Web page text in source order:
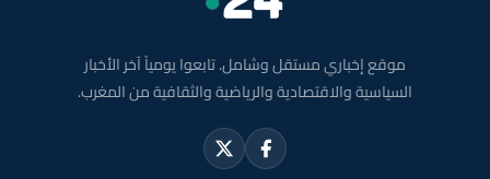
موقع إخباري مستقل وشامل. تابعوا يومياً آخر الأخبار
السياسية والاقتصادية والرياضية والثقافية من المغرب.